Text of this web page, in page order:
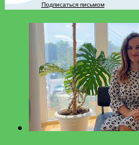
Подписаться письмом